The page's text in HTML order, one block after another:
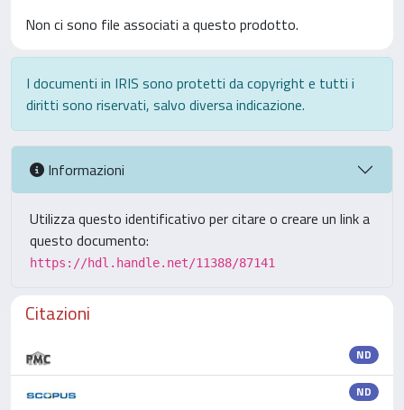
Non ci sono file associati a questo prodotto.
I documenti in IRIS sono protetti da copyright e tutti i
diritti sono riservati, salvo diversa indicazione.
Informazioni
Utilizza questo identificativo per citare o creare un link a
questo documento:
https://hdl.handle.net/11388/87141
Citazioni
ND
ND